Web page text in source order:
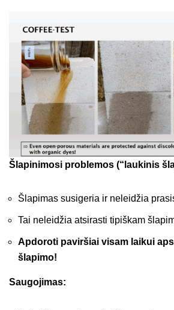
Šlapinimosi problemos (“laukinis
Šlapimas susigeria ir neleidžia
Tai neleidžia atsirasti tipiškam
Apdoroti paviršiai visam laikui
šlapimo!
Saugojimas: